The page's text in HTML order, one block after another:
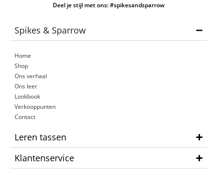
Deel je stijl met ons: #spikesandsparrow
Spikes & Sparrow
Home
Shop
Ons verhaal
Ons leer
Lookbook
Verkooppunten
Contact
Leren tassen
Klantenservice